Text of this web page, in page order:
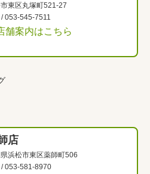
東区丸塚町521-27
/053-545-7511
舗案内はこちら
店
浜松市東区薬師町506
/053-581-8970